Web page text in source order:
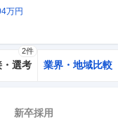
万円
・選考
2件
業界・地域比較
新卒採用